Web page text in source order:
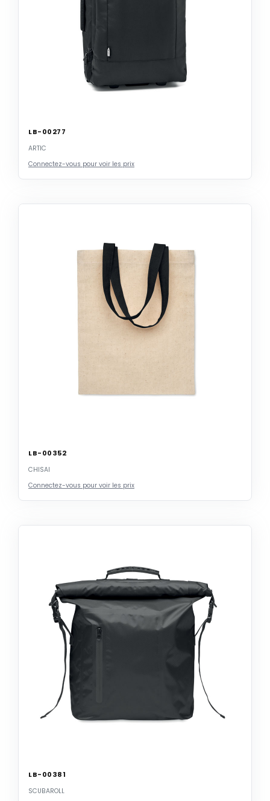
LB-00277
ARTIC
Connectez-vous pour voir les prix
LB-00352
CHISAI
Connectez-vous pour voir les prix
LB-00381
SCUBAROLL